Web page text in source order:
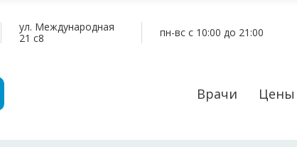
ул. Международная
21 c8
пн-вс c 10:00 до 21:00
Врачи Цены